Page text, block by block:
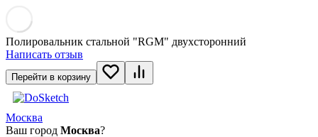
Полировальник стальной "RGM" двухсторонний
Написать отзыв
Перейти в корзину
Москва
Ваш город Москва?